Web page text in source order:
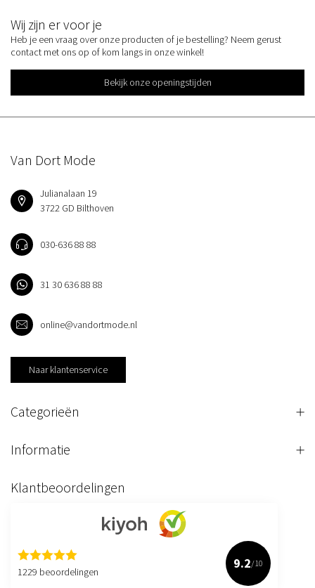
Wij zijn er voor je
Heb je een vraag over onze producten of je bestelling? Neem gerust
contact met ons op of kom langs in onze winkel!
Bekijk onze openingstijden
Van Dort Mode
Julianalaan 19
3722 GD Bilthoven
030-636 88 88
31 30 636 88 88
online@vandortmode.nl
Naar klantenservice
Categorieën
Informatie
Klantbeoordelingen
1229 beoordelingen
9.2/10